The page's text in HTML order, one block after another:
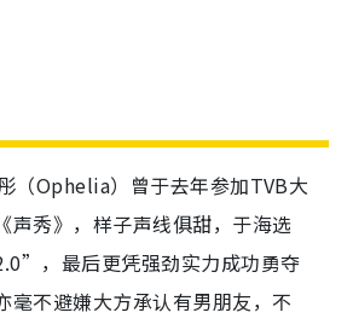
（Ophelia）曾于去年参加TVB大
声秀》，样子声线俱甜，于海选
，最后更凭强劲实力成功勇夺
毫不避嫌大方承认有男朋友，不